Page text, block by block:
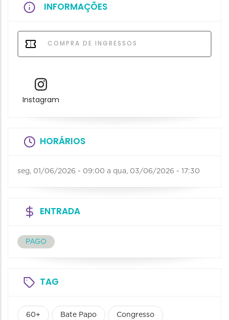
INFORMAÇÕES
COMPRA DE INGRESSOS
Instagram
HORÁRIOS
seg, 01/06/2026 - 09:00 a qua, 03/06/2026 - 17:30
ENTRADA
PAGO
TAG
60+ Bate Papo Congresso